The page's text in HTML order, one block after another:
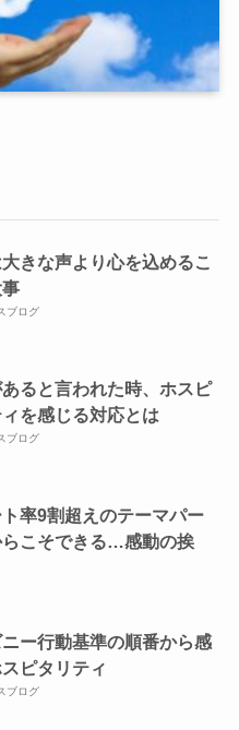
きな声より心を込めるこ
ブログ
ると言われた時、ホスピ
を感じる対応とは
ブログ
ト率9割超えのテーマパー
らこそできる…感動の挨
ー行動基準の順番から感
ピタリティ
ブログ